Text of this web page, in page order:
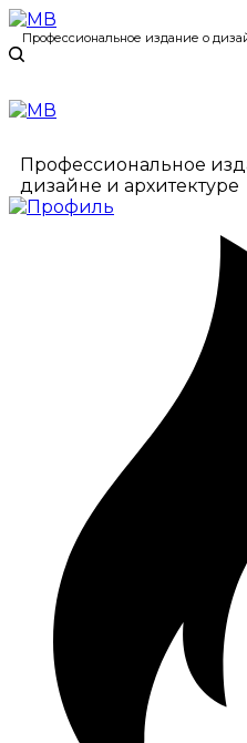
Профессиональное издание о
Профессиональное
дизайне и архитектуре